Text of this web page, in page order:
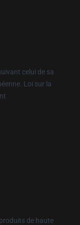
celui de sa
Loi sur la
de haute